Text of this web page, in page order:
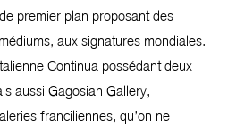
premier plan proposant des
aux signatures mondiales.
Continua possédant deux
aussi Gagosian Gallery,
franciliennes, qu’on ne